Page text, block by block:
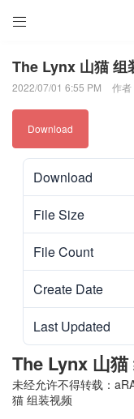

The Lynx 山猫 组
2022/07/01 6:55 PM 作者
Download
Download
File Size
File Count
Create Date
Last Updated
The Lynx 山猫
未经允许不得转载：
猫 组装视频